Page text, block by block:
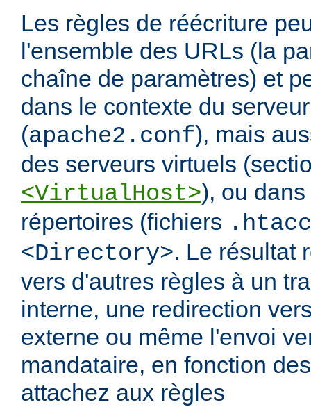
Les règles de réécriture
l'ensemble des URLs (la
chaîne de paramètres) et
dans le contexte du
(apache2.conf), mais
des serveurs virtuels
<VirtualHost>), ou
répertoires (fichiers
<Directory>. Le résultat
vers d'autres règles à un
interne, une redirection
externe ou même l'envoi
mandataire, en fonction
attachez aux règles